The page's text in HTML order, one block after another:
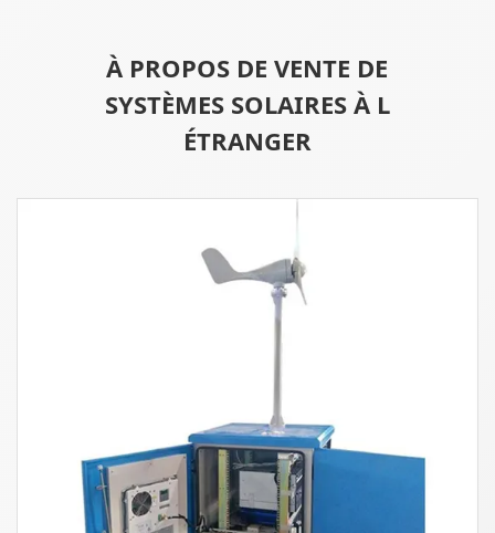
À PROPOS DE VENTE DE
SYSTÈMES SOLAIRES À L
ÉTRANGER